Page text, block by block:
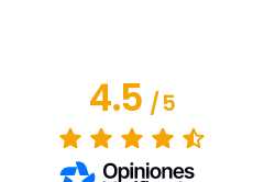
4.5/5